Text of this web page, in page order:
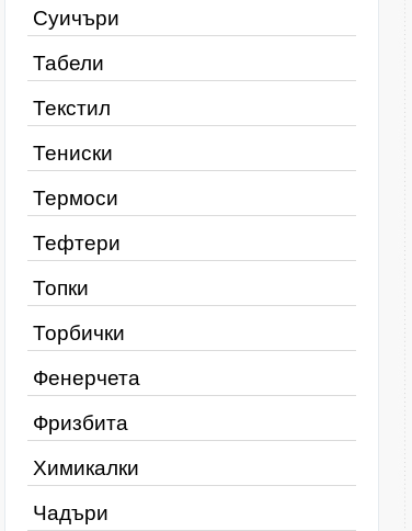
Суичъри
Табели
Текстил
Тениски
Термоси
Тефтери
Топки
Торбички
Фенерчета
Фризбита
Химикалки
Чадъри